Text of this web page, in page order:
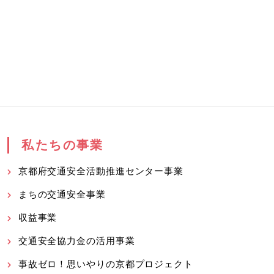
私たちの事業
京都府交通安全活動推進センター事業
まちの交通安全事業
収益事業
交通安全協力金の活用事業
事故ゼロ！思いやりの京都プロジェクト